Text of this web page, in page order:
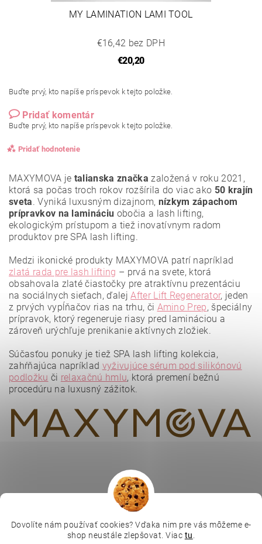
MY LAMINATION LAMI TOOL
€16,42 bez DPH
€20,20
Buďte prvý, kto napíše príspevok k tejto položke.
Pridať komentár
Buďte prvý, kto napíše príspevok k tejto položke.
Pridať hodnotenie
Vložením hodnotenie súhlasíte spodmienkami ochrany
MAXYMOVA je talianska značka založená v roku 2021,
ktorá sa počas troch rokov rozšírila do viac ako 50 krajín
sveta. Vyniká luxusným dizajnom, nízkym zápachom
prípravkov na lamináciu obočia a lash lifting,
ekologickým prístupom a tiež inovatívnym radom
produktov pre SPA lash lifting.
Medzi ikonické produkty MAXYMOVA patrí napríklad
zlatá rada pre lash lifting – prvá na svete, ktorá
obsahovala zlaté čiastočky pre atraktívnu prezentáciu
na sociálnych sieťach, ďalejAfter Lift Regenerator, jeden
z prvých vypĺňačov rias na trhu, či Amino Prep, špeciálny
prípravok, ktorý regeneruje riasy pred lamináciou a
zároveň urýchľuje prenikanie aktívnych zložiek.
Súčasťou ponuky je tiež SPA lash lifting kolekcia,
zahŕňajúca napríklad vyživujúce sérum pod silikónovú
podložku či relaxačnú hmlu, ktorá premení bežnú
procedúru na luxusný zážitok.
Depilujeme.cz | Kosmetická škola | Online kosmetické kurzy |
MikroArt | Ella Baché
Dovolíte nám používať cookies? Vďaka nim pre vás môžeme e-
shop neustále zlepšovat. Viac tu